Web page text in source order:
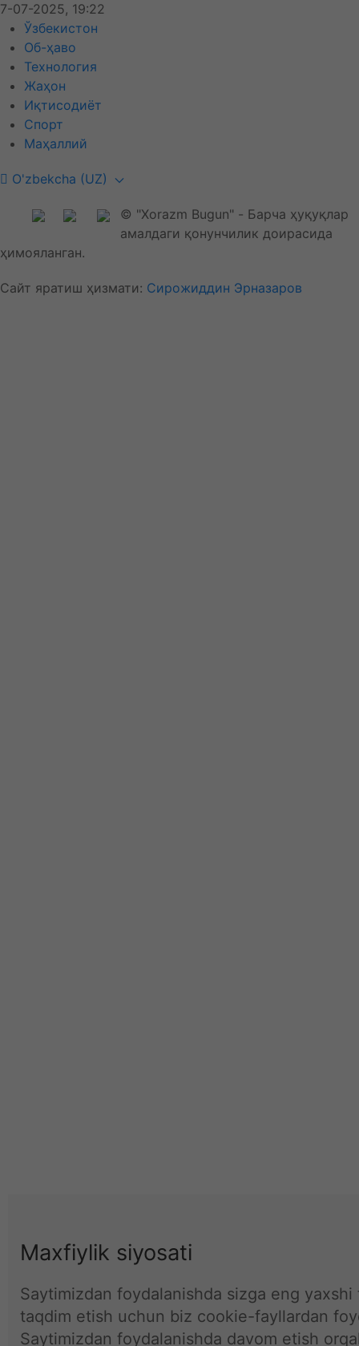
Maxfiylik siyosati
Saytimizdan foydalanishda sizga eng yaxshi
taqdim etish uchun biz cookie-fayllardan
Saytimizdan foydalanishda davom etish
7-07-2025, 19:22
Ўзбекистон
Об-ҳаво
Технология
Жаҳон
Иқтисодиёт
Спорт
Маҳаллий
O'zbekcha (UZ)
© "Xorazm Bugun" - Барча ҳуқуқлар
амалдаги қонунчилик доирасида
ҳимояланган.
Сайт яратиш ҳизмати: Сирожиддин Эрназаров